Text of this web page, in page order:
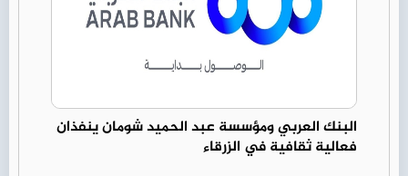
البنك العربي ومؤسسة عبد الحميد شومان ينفذان
فعالية ثقافية في الزرقاء